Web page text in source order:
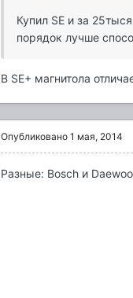
Купил SE и за
порядок лучше
В SE+ магнитола
Опубликовано 1 мая, 2014
Разные: Bosch и